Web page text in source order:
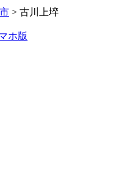
> 古川上埣
ホ版